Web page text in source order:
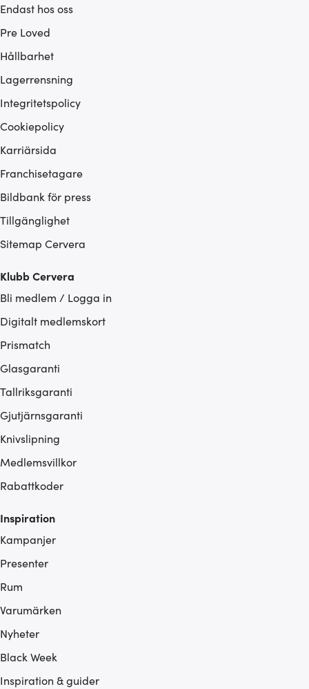
Endast hos oss
Pre Loved
Hållbarhet
Lagerrensning
Integritetspolicy
Cookiepolicy
Karriärsida
Franchisetagare
Bildbank för press
Tillgänglighet
Sitemap Cervera
Klubb Cervera
Bli medlem / Logga in
Digitalt medlemskort
Prismatch
Glasgaranti
Tallriksgaranti
Gjutjärnsgaranti
Knivslipning
Medlemsvillkor
Rabattkoder
Inspiration
Kampanjer
Presenter
Rum
Varumärken
Nyheter
Black Week
Inspiration & guider